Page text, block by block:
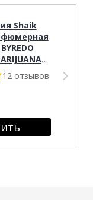
Shaik
12 отзывов